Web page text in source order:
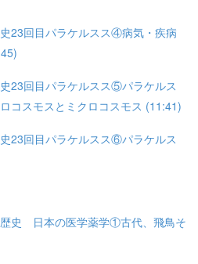
23回目パラケルスス④病気・疾病
23回目パラケルスス⑤パラケルス
コスモスとミクロコスモス (11:41)
23回目パラケルスス⑥パラケルス
史 日本の医学薬学①古代、飛鳥そ